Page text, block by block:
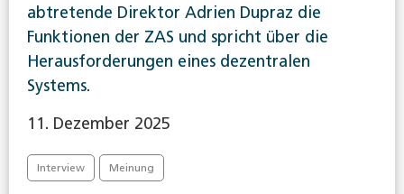
abtretende Direktor Adrien Dupraz die
Funktionen der ZAS und spricht über die
Herausforderungen eines dezentralen
Systems.
11. Dezember 2025
Interview Meinung